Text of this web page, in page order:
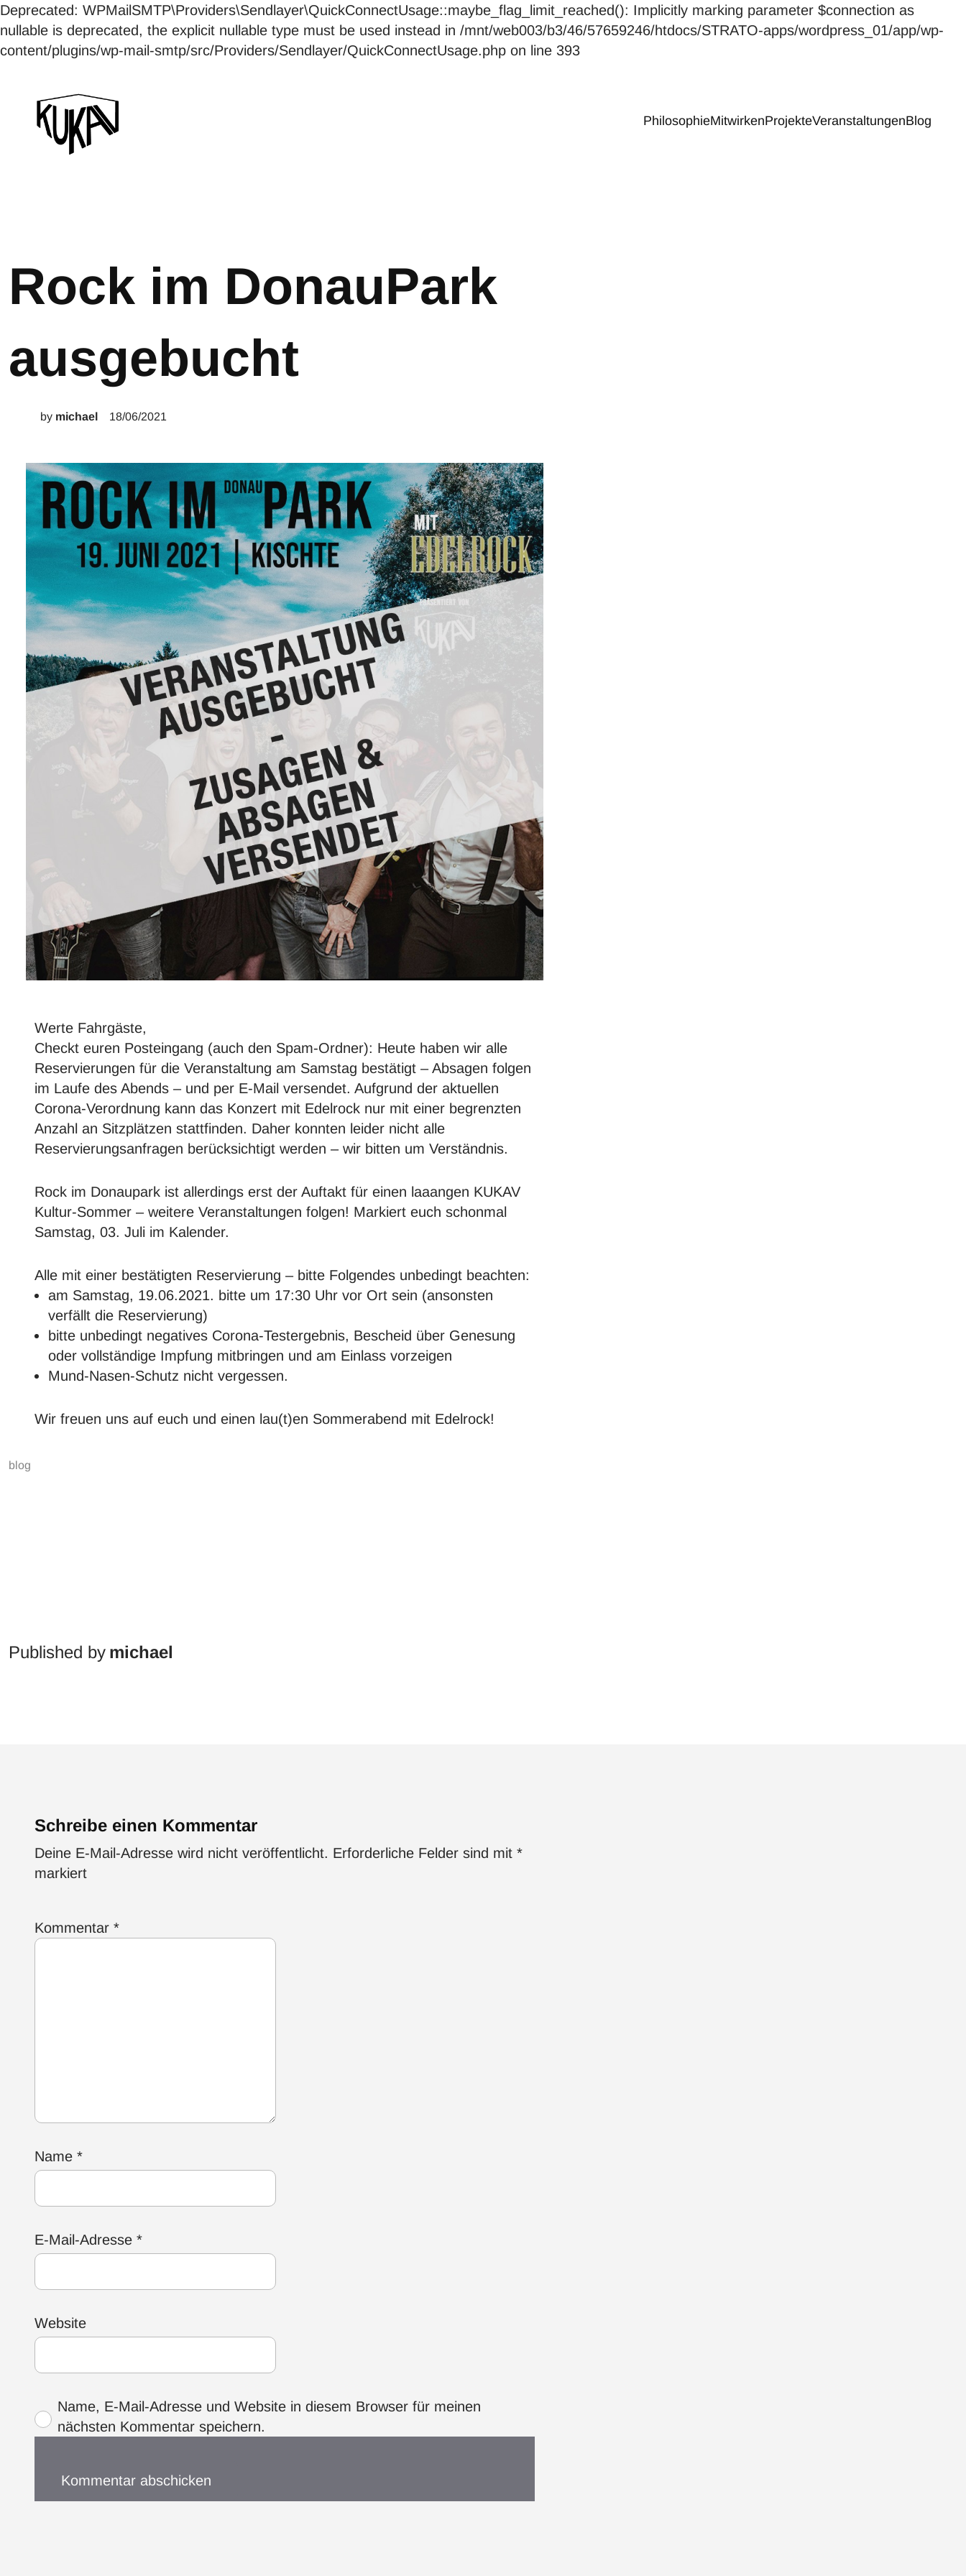
Deprecated: WPMailSMTP\Providers\Sendlayer\QuickConnectUsage::maybe_flag_limit_reached(): Implicitly marking parameter $connection as
nullable is deprecated, the explicit nullable type must be used instead in /mnt/web003/b3/46/57659246/htdocs/STRATO-apps/wordpress_01/app/wp-
content/plugins/wp-mail-smtp/src/Providers/Sendlayer/QuickConnectUsage.php on line 393
PhilosophieMitwirkenProjekteVeranstaltungenBlog
Rock im DonauPark
ausgebucht
by michael 18/06/2021
Werte Fahrgäste,
Checkt euren Posteingang (auch den Spam-Ordner): Heute haben wir alle
Reservierungen für die Veranstaltung am Samstag bestätigt – Absagen folgen
im Laufe des Abends – und per E-Mail versendet. Aufgrund der aktuellen
Corona-Verordnung kann das Konzert mit Edelrock nur mit einer begrenzten
Anzahl an Sitzplätzen stattfinden. Daher konnten leider nicht alle
Reservierungsanfragen berücksichtigt werden – wir bitten um Verständnis.
Rock im Donaupark ist allerdings erst der Auftakt für einen laaangen KUKAV
Kultur-Sommer – weitere Veranstaltungen folgen! Markiert euch schonmal
Samstag, 03. Juli im Kalender.
Alle mit einer bestätigten Reservierung – bitte Folgendes unbedingt beachten:
am Samstag, 19.06.2021. bitte um 17:30 Uhr vor Ort sein (ansonsten
verfällt die Reservierung)
bitte unbedingt negatives Corona-Testergebnis, Bescheid über Genesung
oder vollständige Impfung mitbringen und am Einlass vorzeigen
Mund-Nasen-Schutz nicht vergessen.
Wir freuen uns auf euch und einen lau(t)en Sommerabend mit Edelrock!
Published by michael
Schreibe einen Kommentar
Deine E-Mail-Adresse wird nicht veröffentlicht. Erforderliche Felder sind mit *
markiert
Kommentar *
Name *
E-Mail-Adresse *
Website
Name, E-Mail-Adresse und Website in diesem Browser für meinen
nächsten Kommentar speichern.